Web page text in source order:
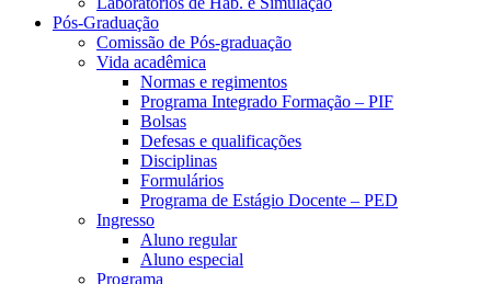
Pós-Graduação
Comissão de Pós-graduação
Vida acadêmica
Normas e regimentos
Programa Integrado Formação – PIF
Bolsas
Defesas e qualificações
Disciplinas
Formulários
Programa de Estágio Docente – PED
Ingresso
Aluno regular
Aluno especial
Programa